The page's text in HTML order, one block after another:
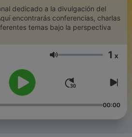
dedicado a la divulgación del
encontrarás conferencias, charlas
temas bajo la perspectiva
Volume 1 x
00:00